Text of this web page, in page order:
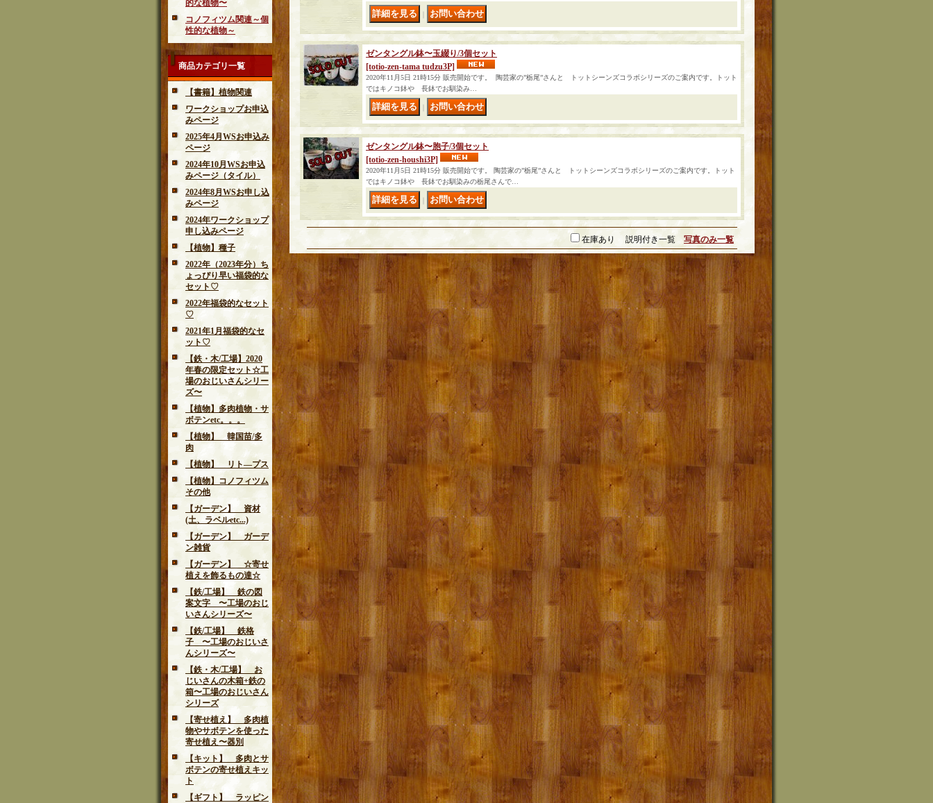
的な植物〜
コノフィツム関連～個
性的な植物～
商品カテゴリ一覧
【書籍】植物関連
ワークショップお申込
みページ
2025年4月WSお申込み
ページ
2024年10月WSお申込
みページ（タイル）
2024年8月WSお申し込
みページ
2024年ワークショップ
申し込みページ
【植物】種子
2022年（2023年分）ち
ょっぴり早い福袋的な
セット♡
2022年福袋的なセット
♡
2021年1月福袋的なセ
ット♡
【鉄・木/工場】2020
年春の限定セット☆工
場のおじいさんシリー
ズ〜
【植物】多肉植物・サ
ボテンetc。。。
【植物】 韓国苗/多
肉
【植物】 リト―プス
【植物】コノフィツム
その他
【ガーデン】 資材
(土、ラベルetc...)
【ガーデン】 ガーデ
ン雑貨
【ガーデン】 ☆寄せ
植えを飾るもの達☆
【鉄/工場】 鉄の図
案文字 〜工場のおじ
いさんシリーズ〜
【鉄/工場】 鉄格
子 〜工場のおじいさ
んシリーズ〜
【鉄・木/工場】 お
じいさんの木箱+鉄の
箱〜工場のおじいさん
シリーズ
【寄せ植え】 多肉植
物やサボテンを使った
寄せ植え〜器別
【キット】 多肉とサ
ボテンの寄せ植えキッ
ト
【ギフト】 ラッピン
ゼンタングル鉢〜玉綴り/3個セット
[totio-zen-tama tudzu3P]
2020年11月5日 21時15分 販売開始です。 陶芸家の”栃尾”さんと トットシーンズコラボシリーズのご案内です。トット
ではキノコ鉢や 長鉢でお馴染み…
ゼンタングル鉢〜胞子/3個セット
[totio-zen-houshi3P]
2020年11月5日 21時15分 販売開始です。 陶芸家の”栃尾”さんと トットシーンズコラボシリーズのご案内です。トット
ではキノコ鉢や 長鉢でお馴染みの栃尾さんで…
在庫あり 説明付き一覧 写真のみ一覧